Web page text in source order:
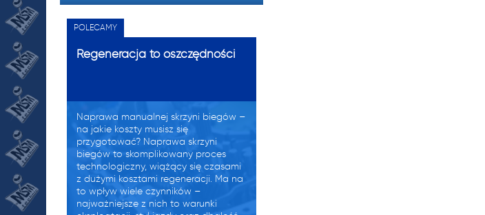
POLECAMY
Regeneracja to oszczędności
Naprawa manualnej skrzyni biegów –
na jakie koszty musisz się
przygotować? Naprawa skrzyni
biegów to skomplikowany proces
technologiczny, wiążący się czasami
z dużymi kosztami regeneracji. Ma na
to wpływ wiele czynników –
najważniejsze z nich to warunki